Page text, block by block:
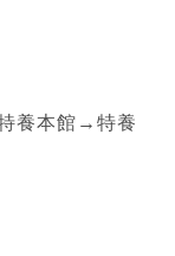
養本館→特養